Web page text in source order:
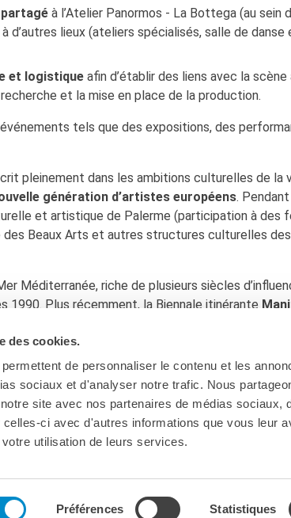
des cookies.
de personnaliser le contenu et les
sociaux et d'analyser notre trafic. Nous
site avec nos partenaires de médias sociaux,
celles-ci avec d'autres informations que vous leur
utilisation de leurs services.
Préférences Statistiques
partagéà l’Atelier Panormos - La Bottega (au sein
d’autres lieux (ateliers spécialisés, salle de
et logistique afin d’établir des liens avec la
et la mise en place de la production.
tels que des expositions, des
pleinement dans les ambitions culturelles de la
génération d’artistes européens.
et artistique de Palerme (participation à des
des Beaux Arts et autres structures culturelles
Méditerranée, riche de plusieurs siècles
1990. Plus récemment, la Biennale itinérante